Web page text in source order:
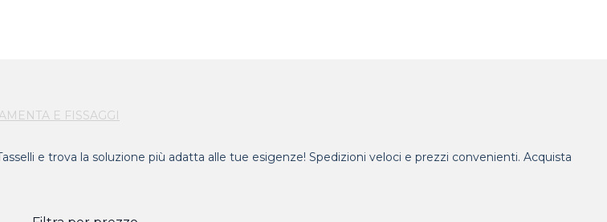
E FISSAGGI
e trova la soluzione più adatta alle tue esigenze! Spedizioni veloci e prezzi convenienti. Acquista